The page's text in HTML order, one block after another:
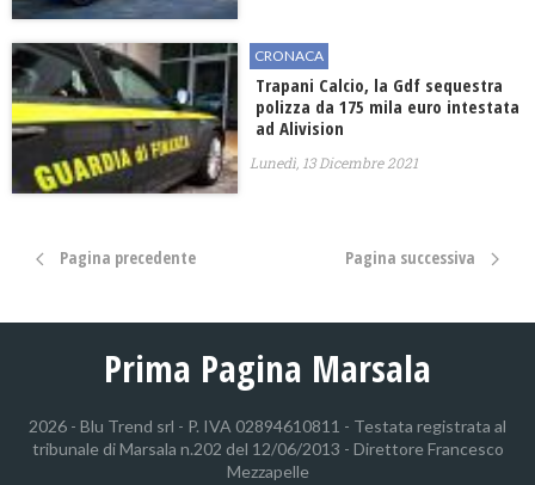
CRONACA
Trapani Calcio, la Gdf sequestra
polizza da 175 mila euro intestata
ad Alivision
Lunedì, 13 Dicembre 2021
Pagina precedente Pagina successiva
Prima Pagina Marsala
2026 - Blu Trend srl - P. IVA 02894610811 - Testata registrata al
tribunale di Marsala n.202 del 12/06/2013 - Direttore Francesco
Mezzapelle